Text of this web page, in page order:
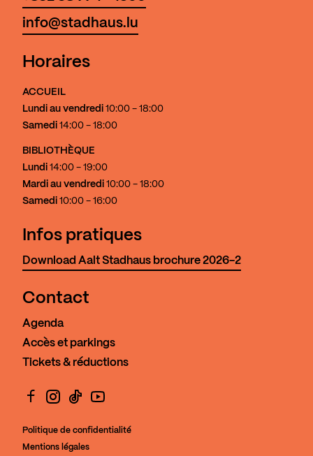
info@stadhaus.lu
Horaires
ACCUEIL
Lundi au vendredi 10:00 - 18:00
Samedi 14:00 - 18:00
BIBLIOTHÈQUE
Lundi 14:00 - 19:00
Mardi au vendredi 10:00 - 18:00
Samedi 10:00 - 16:00
Infos pratiques
Download Aalt Stadhaus brochure 2026-2
Contact
Agenda
Accès et parkings
Tickets & réductions
Politique de confidentialité
Mentions légales